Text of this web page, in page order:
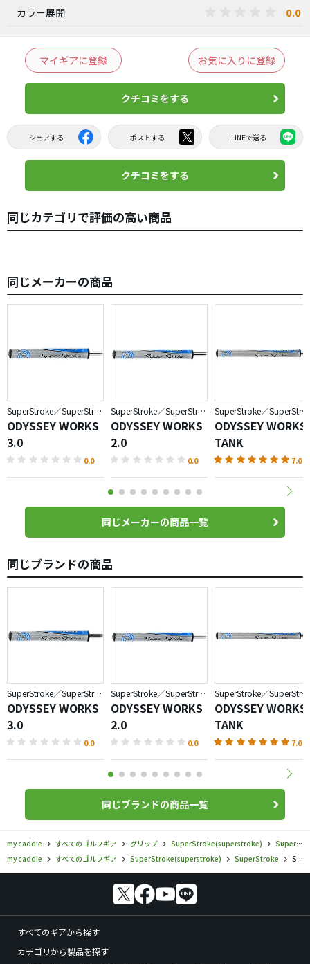
カラー展開 0.0
マイギアに登録 お気に入りに登録
クチコミをする
シェアする ポストする LINEで送る
クチコミをする
同じカテゴリで評価の高い商品
同じメーカーの商品
SuperStroke／SuperStroke
ODYSSEY WORKS
3.0
0.0
SuperStroke／SuperStroke
ODYSSEY WORKS
2.0
0.0
SuperStroke／SuperStroke
ODYSSEY WORKS
TANK
7.0
同じメーカーの商品一覧
同じブランドの商品
SuperStroke／SuperStroke
ODYSSEY WORKS
3.0
0.0
SuperStroke／SuperStroke
ODYSSEY WORKS
2.0
0.0
SuperStroke／SuperStroke
ODYSSEY WORKS
TANK
7.0
同じブランドの商品一覧
my caddie すべてのゴルフギア グリップ SuperStroke(superstroke)
SuperStroke
my caddie
すべてのゴルフギア SuperStroke(superstroke) SuperStroke SuperStroke／SuperStroke／MID SLIM2.0の口コミ評価
すべてのギアから探す
カテゴリから製品を探す